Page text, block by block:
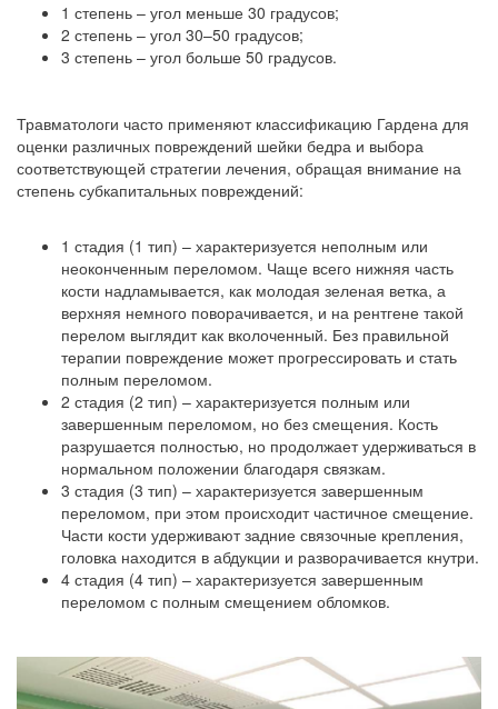
1 степень – угол меньше 30 градусов;
2 степень – угол 30–50 градусов;
3 степень – угол больше 50 градусов.
Травматологи часто применяют классификацию Гардена для
оценки различных повреждений шейки бедра и выбора
соответствующей стратегии лечения, обращая внимание на
степень субкапитальных повреждений:
1 стадия (1 тип) – характеризуется неполным или
неоконченным переломом. Чаще всего нижняя часть
кости надламывается, как молодая зеленая ветка, а
верхняя немного поворачивается, и на рентгене такой
перелом выглядит как вколоченный. Без правильной
терапии повреждение может прогрессировать и стать
полным переломом.
2 стадия (2 тип) – характеризуется полным или
завершенным переломом, но без смещения. Кость
разрушается полностью, но продолжает удерживаться в
нормальном положении благодаря связкам.
3 стадия (3 тип) – характеризуется завершенным
переломом, при этом происходит частичное смещение.
Части кости удерживают задние связочные крепления,
головка находится в абдукции и разворачивается кнутри.
4 стадия (4 тип) – характеризуется завершенным
переломом с полным смещением обломков.